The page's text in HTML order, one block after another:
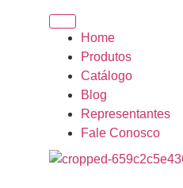
Home
Produtos
Catálogo
Blog
Representantes
Fale Conosco